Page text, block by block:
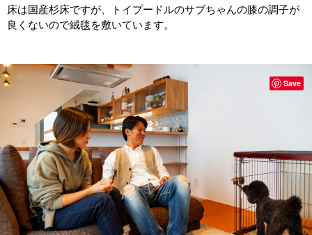
床は国産杉床ですが、トイプードルのサブちゃんの膝の調子が
良くないので絨毯を敷いています。
Save